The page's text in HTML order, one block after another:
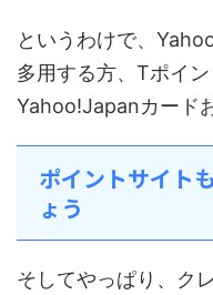
というわけで、
多用する方、Tポイ
Yahoo!Japanカード
ポイントサイト
ょう
そしてやっぱり、ク